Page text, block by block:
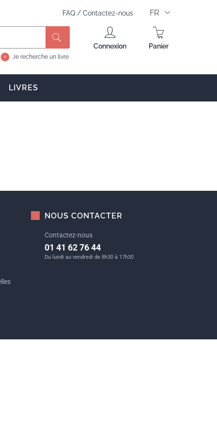
FAQ / Contactez-nous FR
Je recherche un livre
Connexion Panier
LIVRES
NOUS CONTACTER
Contactez-nous
01 41 62 76 44
Du lundi au vendredi de 8h30 à 17h30